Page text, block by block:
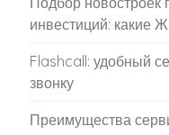
инвестиций: какие
Flashcall: удобный
звонку
Преимущества